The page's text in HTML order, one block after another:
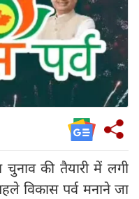
चुनाव की तैयारी में लगी
विकास पर्व मनाने जा